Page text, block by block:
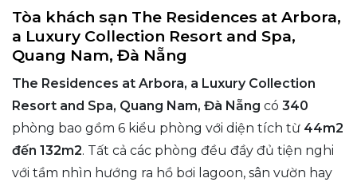
Tòa khách sạn The Residences at Arbora,
a Luxury Collection Resort and Spa,
Quang Nam, Đà Nẵng
The Residences at Arbora, a Luxury Collection
Resort and Spa, Quang Nam, Đà Nẵng có 340
phòng bao gồm 6 kiểu phòng với diện tích từ 44m2
đến 132m2. Tất cả các phòng đều đầy đủ tiện nghi
với tầm nhìn hướng ra hồ bơi lagoon, sân vườn hay